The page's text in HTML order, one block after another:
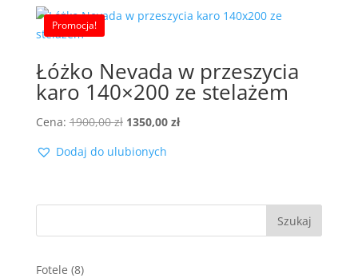
Promocja!
Łóżko Nevada w przeszycia
karo 140×200 ze stelażem
Cena: 1900,00zł Pierwotna
wynosiła:
1350,00 złAktualna
Dodaj do ulubionych
Szukaj
Fotele 88